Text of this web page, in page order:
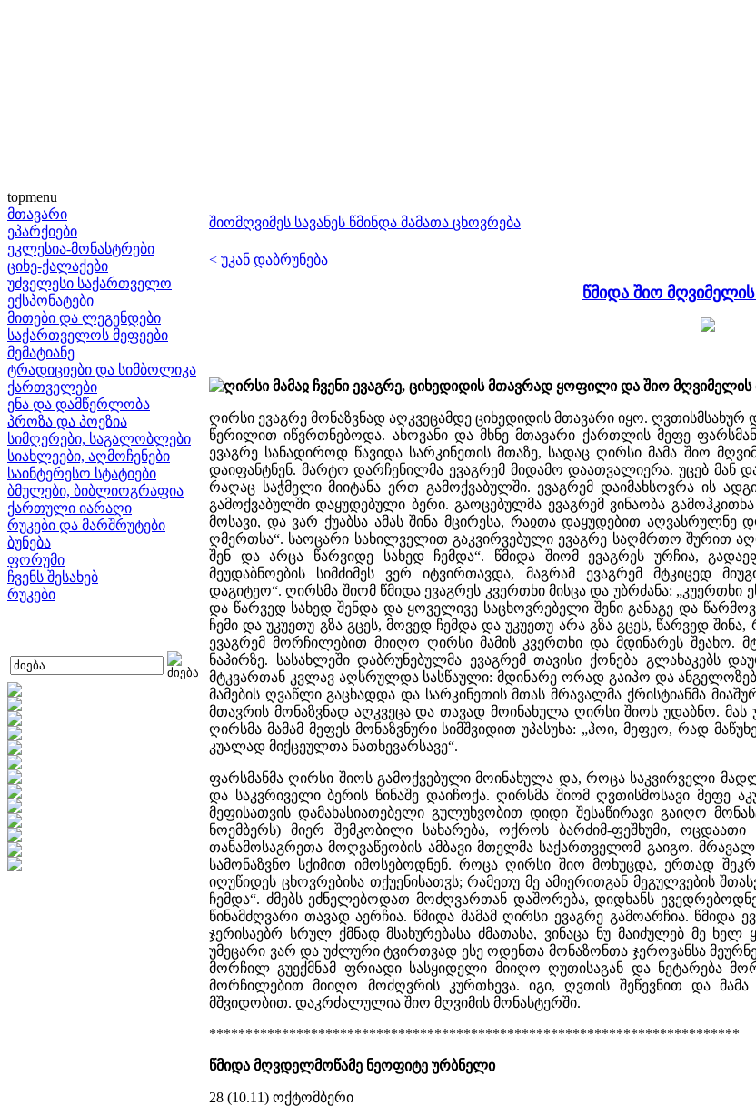
topmenu
მთავარი
ეპარქიები
ეკლესია-მონასტრები
ციხე-ქალაქები
უძველესი საქართველო
ექსპონატები
მითები და ლეგენდები
საქართველოს მეფეები
მემატიანე
ტრადიციები და სიმბოლიკა
ქართველები
ენა და დამწერლობა
პროზა და პოეზია
სიმღერები, საგალობლები
სიახლეები, აღმოჩენები
საინტერესო სტატიები
ბმულები, ბიბლიოგრაფია
ქართული იარაღი
რუკები და მარშრუტები
ბუნება
ფორუმი
ჩვენს შესახებ
რუკები
შიომღვიმეს სავანეს წმინდა მამათა ცხოვრება
< უკან დაბრუნება
წმიდა შიო
ღირსი მამაჲ ჩვენი ევაგრე, ციხედიდის მთავრად ყოფილი და შიო
ღირსი ევაგრე მონაზვნად აღკვეცამდე ციხედიდის მთავარი იყო.
წერილით იწვრთნებოდა. ახოვანი და მხნე მთავარი ქართლის მეფე
ევაგრე სანადიროდ წავიდა სარკინეთის მთაზე, სადაც ღირსი მამა შიო
დაიფანტნენ. მარტო დარჩენილმა ევაგრემ მიდამო დაათვალიერა. უცებ მან
რაღაც საჭმელი მიიტანა ერთ გამოქვაბულში. ევაგრემ დაიმახსოვრა ის
გამოქვაბულში დაყუდებული ბერი. გაოცებულმა ევაგრემ ვინაობა
მოსავი, და ვარ ქუაბსა ამას შინა მცირესა, რაჲთა დაყუდებით
ღმერთსა“. საოცარი სახილველით გაკვირვებული ევაგრე საღმრთო შურით
შენ და არცა წარვიდე სახედ ჩემდა“. წმიდა შიომ ევაგრეს ურჩია,
მეუდაბნოების სიმძიმეს ვერ იტვირთავდა, მაგრამ ევაგრემ მტკიცედ
დაგიტეო“. ღირსმა შიომ წმიდა ევაგრეს კვერთხი მისცა და უბრძანა: „კუერთხი
და წარვედ სახედ შენდა და ყოველივე საცხოვრებელი შენი განაგე და
ჩემი და უკუეთუ გზა გცეს, მოვედ ჩემდა და უკუეთუ არა გზა გცეს, წარვედ
ევაგრემ მორჩილებით მიიღო ღირსი მამის კვერთხი და მდინარეს შეახო.
ნაპირზე. სასახლეში დაბრუნებულმა ევაგრემ თავისი ქონება გლახაკებს
მტკვართან კვლავ აღსრულდა სასწაული: მდინარე ორად გაიპო და
მამების ღვაწლი გაცხადდა და სარკინეთის მთას მრავალმა ქრისტიანმა
მთავრის მონაზვნად აღკვეცა და თავად მოინახულა ღირსი შიოს უდაბნო.
ღირსმა მამამ მეფეს მონაზვნური სიმშვიდით უპასუხა: „ჰოი, მეფეო, რად
კუალად მიქცეულთა ნათხევარსავე“.
ფარსმანმა ღირსი შიოს გამოქვებული მოინახულა და, როცა საკვირველი
და საკვრიველი ბერის წინაშე დაიჩოქა. ღირსმა შიომ ღვთისმოსავი მეფე
მეფისათვის დამახასიათებელი გულუხვობით დიდი შესაწირავი გაიღო
ნოემბერს) მიერ შემკობილი სახარება, ოქროს ბარძიმ-ფეშხუმი,
თანამოსაგრეთა მოღვაწეობის ამბავი მთელმა საქართველომ გაიგო.
სამონაზვნო სქიმით იმოსებოდნენ. როცა ღირსი შიო მოხუცდა, ერთად
იღუწიდეს ცხოვრებისა თქუენისათჳს; რამეთუ მე ამიერითგან მეგულვების
ჩემდა“. ძმებს ეძნელებოდათ მოძღვართან დაშორება, დიდხანს
წინამძღვარი თავად აერჩია. წმიდა მამამ ღირსი ევაგრე გამოარჩია.
ჯერისაებრ სრულ ქმნად მსახურებასა ძმათასა, ვინაცა ნუ მაიძულებ მე ხელ
უმეცარი ვარ და უძლური ტვირთვად ესე ოდენთა მონაზონთა ჯეროვანსა
მორჩილ გუექმნამ ფრიადი სასყიდელი მიიღო ღუთისაგან და ნეტარება
მორჩილებით მიიღო მოძღვრის კურთხევა. იგი, ღვთის შეწევნით და
მშვიდობით. დაკრძალულია შიო მღვიმის მონასტერში.
*************************************************************************
წმიდა მღვდელმოწამე ნეოფიტე ურბნელი
28 (10.11) ოქტომბერი